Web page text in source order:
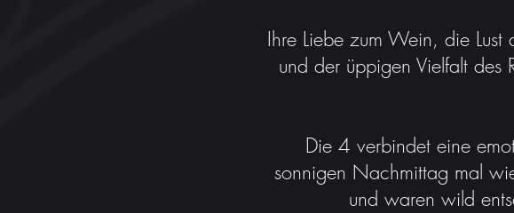
Ihre Liebe zum Wein, die
und der üppigen Vielfalt des
Die 4 verbindet eine
sonnigen Nachmittag mal
und waren wild